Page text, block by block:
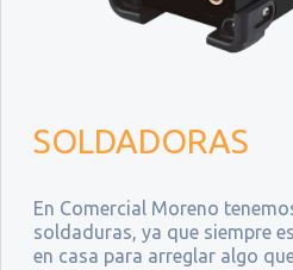
SOLDADORAS
En Comercial Moreno
soldaduras, ya que siempre
en casa para arreglar algo